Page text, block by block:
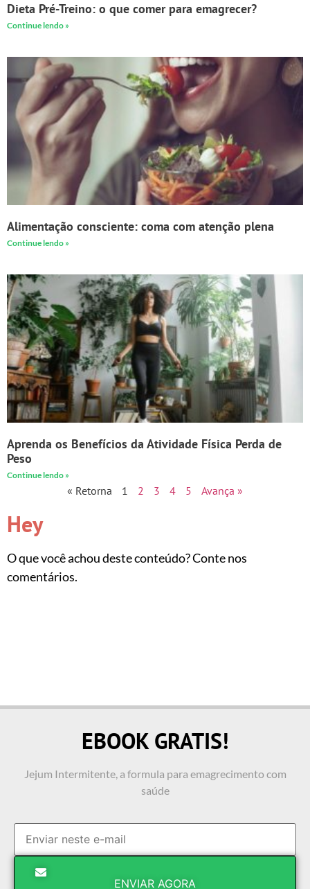
Dieta Pré-Treino: o que comer para emagrecer?
Continue lendo »
Alimentação consciente: coma com atenção plena
Continue lendo »
Aprenda os Benefícios da Atividade Física Perda de
Peso
Continue lendo »
« Retorna 1 2 3 4 5 Avança »
Hey
O que você achou deste conteúdo? Conte nos
comentários.
EBOOK GRATIS!
Jejum Intermitente, a formula para emagrecimento com
saúde
ENVIAR AGORA